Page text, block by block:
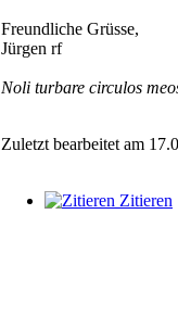
Freundliche Grüsse,
Jürgen rf
Noli turbare circulos
Zuletzt bearbeitet am
Zitieren